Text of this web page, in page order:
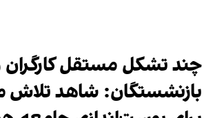
چند تشکل‌‌ مستقل کارگران
بازنشستگان: شاهد تلاش